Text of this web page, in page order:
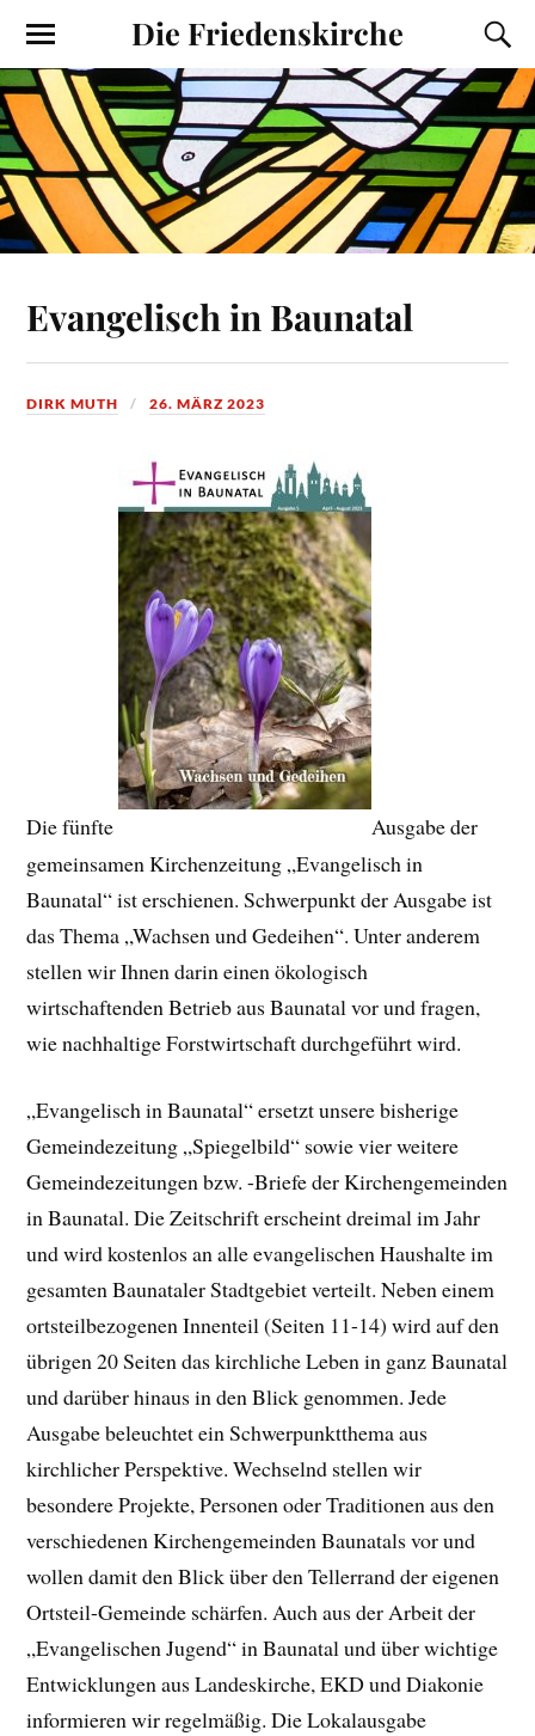
Die Friedenskirche
Evangelisch in Baunatal
DIRK MUTH 26. MÄRZ 2023
Die fünfte
Ausgabe der
gemeinsamen Kirchenzeitung „Evangelisch in
Baunatal“ ist erschienen. Schwerpunkt der Ausgabe ist
das Thema „Wachsen und Gedeihen“. Unter anderem
stellen wir Ihnen darin einen ökologisch
wirtschaftenden Betrieb aus Baunatal vor und fragen,
wie nachhaltige Forstwirtschaft durchgeführt wird.
„Evangelisch in Baunatal“ ersetzt unsere bisherige
Gemeindezeitung „Spiegelbild“ sowie vier weitere
Gemeindezeitungen bzw. -Briefe der Kirchengemeinden
in Baunatal. Die Zeitschrift erscheint dreimal im Jahr
und wird kostenlos an alle evangelischen Haushalte im
gesamten Baunataler Stadtgebiet verteilt. Neben einem
ortsteilbezogenen Innenteil (Seiten 11-14) wird auf den
übrigen 20 Seiten das kirchliche Leben in ganz Baunatal
und darüber hinaus in den Blick genommen. Jede
Ausgabe beleuchtet ein Schwerpunktthema aus
kirchlicher Perspektive. Wechselnd stellen wir
besondere Projekte, Personen oder Traditionen aus den
verschiedenen Kirchengemeinden Baunatals vor und
wollen damit den Blick über den Tellerrand der eigenen
Ortsteil-Gemeinde schärfen. Auch aus der Arbeit der
„Evangelischen Jugend“ in Baunatal und über wichtige
Entwicklungen aus Landeskirche, EKD und Diakonie
informieren wir regelmäßig. Die Lokalausgabe